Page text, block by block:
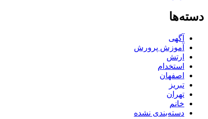
دسته‌ها
آگهی
آموزش پرورش
ارتش
استخدام
اصفهان
تبریز
تهران
خانم
دسته‌بندی نشده